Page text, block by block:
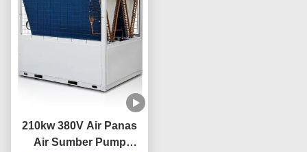
210kw 380V Air Panas
Air Sumber Pump